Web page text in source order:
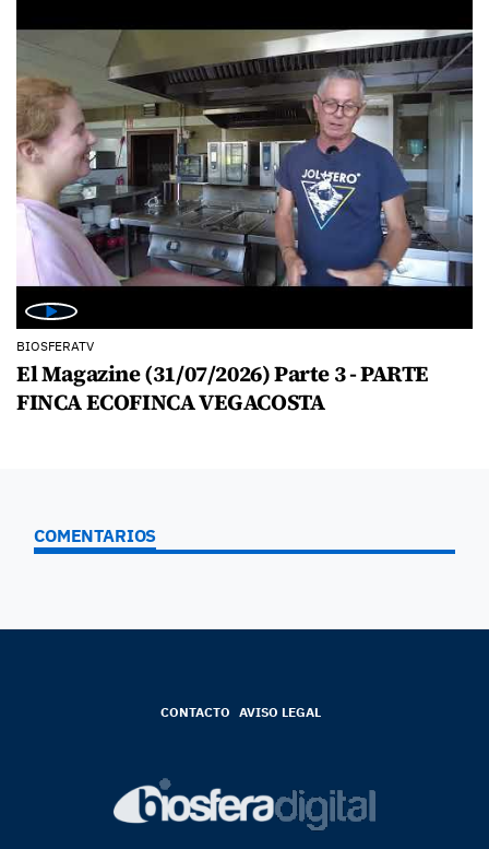
BIOSFERATV
El Magazine (31/07/2026) Parte 3 - PARTE
FINCA ECOFINCA VEGACOSTA
COMENTARIOS
CONTACTO AVISO LEGAL